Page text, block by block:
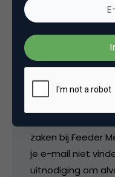
23 april 2007 om
Karel
zaken bij Feeder
je e-mail niet
uitnodiging om